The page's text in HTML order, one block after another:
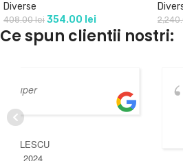
Diverse
408.00lei 354.00 lei
Ce spun clientii nostri:
prietenos